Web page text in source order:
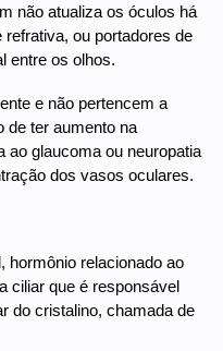
não atualiza os óculos há
ou portadores de
entre os olhos.
e não pertencem a
de ter aumento na
ao glaucoma ou neuropatia
dos vasos oculares.
hormônio relacionado ao
ciliar que é responsável
do cristalino, chamada de